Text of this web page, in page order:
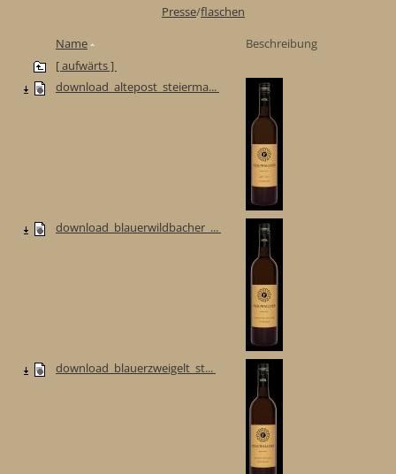
Presse/flaschen
Name
Beschreibung
[ aufwärts ]
download_altepost_steierma...
download_blauerwildbacher_...
download_blauerzweigelt_st...